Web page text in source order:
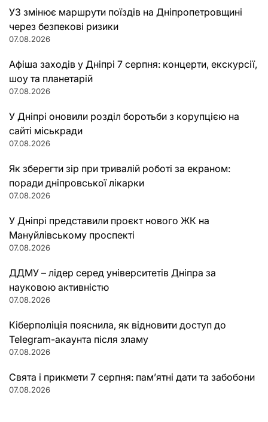
УЗ змінює маршрути поїздів на Дніпропетровщині
через безпекові ризики
07.08.2026
Афіша заходів у Дніпрі 7 серпня: концерти, екскурсії,
шоу та планетарій
07.08.2026
У Дніпрі оновили розділ боротьби з корупцією на
сайті міськради
07.08.2026
Як зберегти зір при тривалій роботі за екраном:
поради дніпровської лікарки
07.08.2026
У Дніпрі представили проєкт нового ЖК на
Мануйлівському проспекті
07.08.2026
ДДМУ – лідер серед університетів Дніпра за
науковою активністю
07.08.2026
Кіберполіція пояснила, як відновити доступ до
Telegram-акаунта після зламу
07.08.2026
Свята і прикмети 7 серпня: пам’ятні дати та забобони
07.08.2026